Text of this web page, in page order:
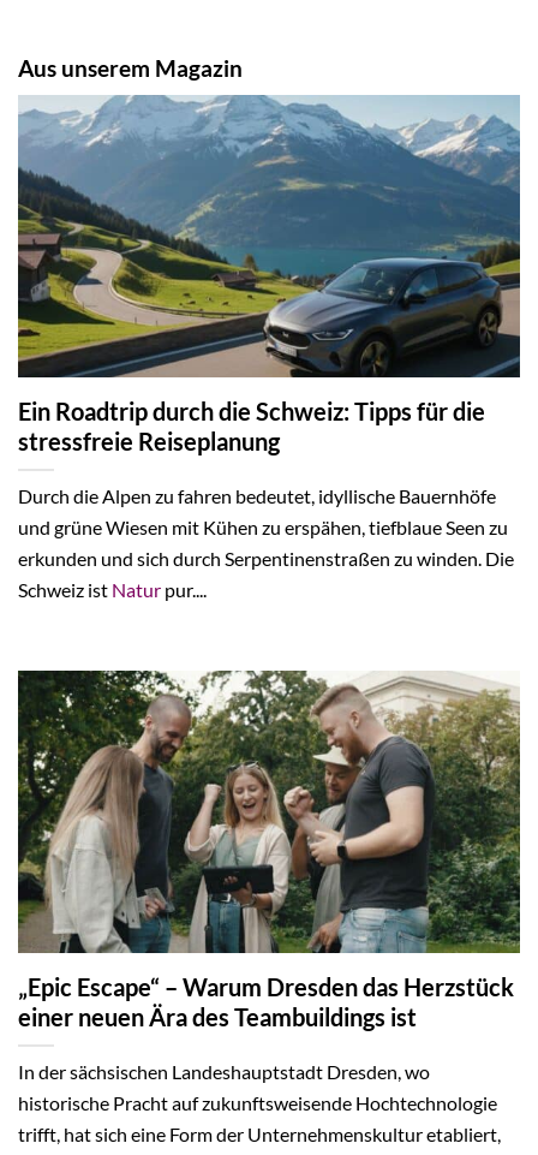
Aus unserem Magazin
Ein Roadtrip durch die Schweiz: Tipps für die
stressfreie Reiseplanung
Durch die Alpen zu fahren bedeutet, idyllische Bauernhöfe
und grüne Wiesen mit Kühen zu erspähen, tiefblaue Seen zu
erkunden und sich durch Serpentinenstraßen zu winden. Die
Schweiz ist Natur pur....
„Epic Escape“ – Warum Dresden das Herzstück
einer neuen Ära des Teambuildings ist
In der sächsischen Landeshauptstadt Dresden, wo
historische Pracht auf zukunftsweisende Hochtechnologie
trifft, hat sich eine Form der Unternehmenskultur etabliert,